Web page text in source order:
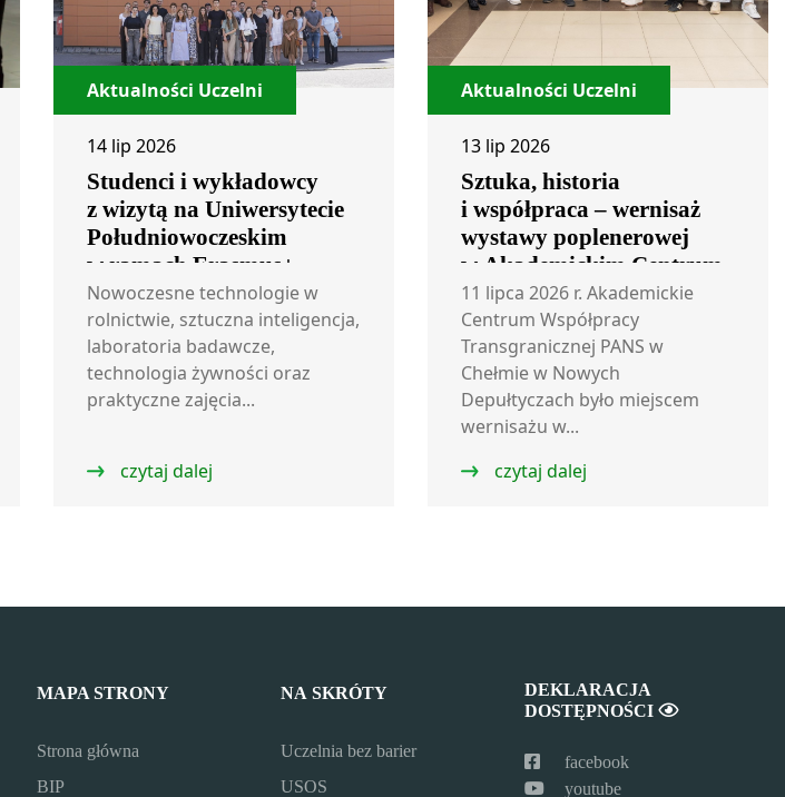
Aktualności Uczelni
14 lip 2026
Studenci i wykładowcy
z wizytą na Uniwersytecie
Południowoczeskim
w ramach Erasmus+
Nowoczesne technologie w
rolnictwie, sztuczna inteligencja,
laboratoria badawcze,
technologia żywności oraz
praktyczne zajęcia...
czytaj dalej
Aktualności Uczelni
13 lip 2026
Sztuka, historia
i współpraca – wernisaż
wystawy poplenerowej
w Akademickim Centrum
Współpracy
Transgranicznej
11 lipca 2026 r. Akademickie
Centrum Współpracy
Transgranicznej PANS w
Chełmie w Nowych
Depułtyczach było miejscem
wernisażu w...
czytaj dalej
MAPA STRONY
Strona główna
BIP
NA SKRÓTY
Uczelnia bez barier
USOS
DEKLARACJA
DOSTĘPNOŚCI
facebook
youtube